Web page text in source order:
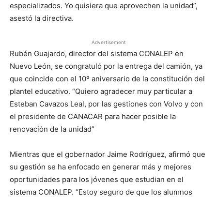
especializados. Yo quisiera que aprovechen la unidad”,
asestó la directiva.
Advertisement
Rubén Guajardo, director del sistema CONALEP en
Nuevo León, se congratuló por la entrega del camión, ya
que coincide con el 10º aniversario de la constitución del
plantel educativo. “Quiero agradecer muy particular a
Esteban Cavazos Leal, por las gestiones con Volvo y con
el presidente de CANACAR para hacer posible la
renovación de la unidad”
Mientras que el gobernador Jaime Rodríguez, afirmó que
su gestión se ha enfocado en generar más y mejores
oportunidades para los jóvenes que estudian en el
sistema CONALEP. “Estoy seguro de que los alumnos